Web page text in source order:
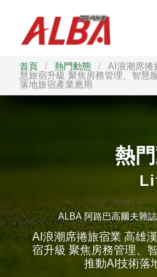
首頁 / 熱門動態 /
AI浪潮席捲
慧旅宿升級 聚焦房務管理、智
落地旅宿產業應用
熱
ALBA 阿路巴高爾夫雜誌
AI浪潮席捲旅宿業 高雄
宿升級 聚焦房務管理、
推動AI技術落